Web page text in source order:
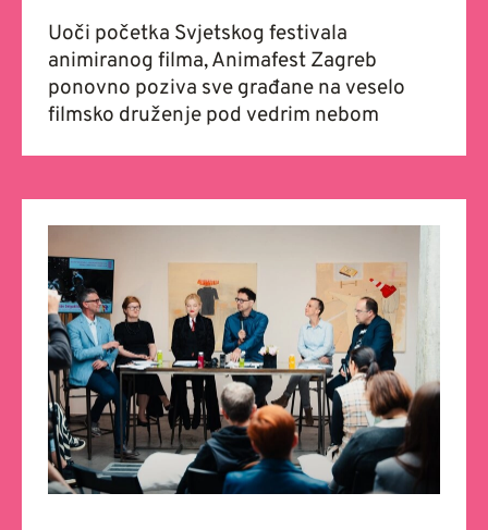
Uoči početka Svjetskog festivala
animiranog filma, Animafest Zagreb
ponovno poziva sve građane na veselo
filmsko druženje pod vedrim nebom